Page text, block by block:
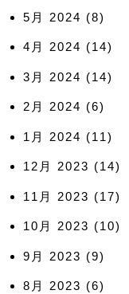
5月 2024 (8)
4月 2024 (14)
3月 2024 (14)
2月 2024 (6)
1月 2024 (11)
12月 2023 (14)
11月 2023 (17)
10月 2023 (10)
9月 2023 (9)
8月 2023 (6)